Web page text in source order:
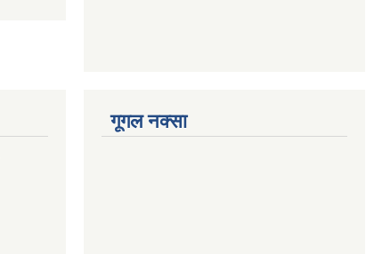
गूगल नक्सा